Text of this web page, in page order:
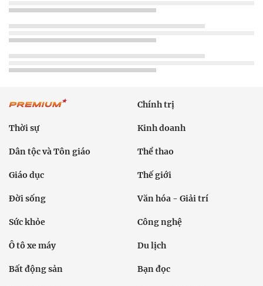
Chính trị
Thời sự Kinh doanh
Dân tộc và Tôn giáo Thể thao
Giáo dục Thế giới
Đời sống Văn hóa - Giải trí
Sức khỏe Công nghệ
Ô tô xe máy Du lịch
Bất động sản Bạn đọc